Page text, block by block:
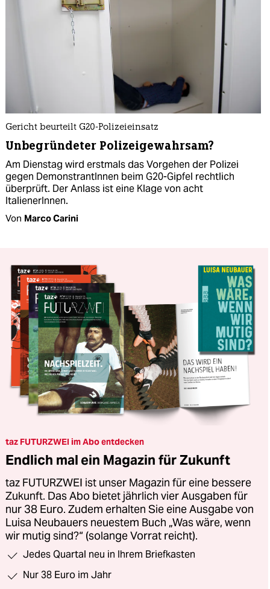
Gericht beurteilt G20-Polizeieinsatz
Unbegründeter Polizeigewahrsam?
Am Dienstag wird erstmals das Vorgehen der Polizei
gegen DemonstrantInnen beim G20-Gipfel rechtlich
überprüft. Der Anlass ist eine Klage von acht
ItalienerInnen.
Von Marco Carini
taz FUTURZWEI im Abo entdecken
Endlich mal ein Magazin für Zukunft
taz FUTURZWEI ist unser Magazin für eine bessere
Zukunft. Das Abo bietet jährlich vier Ausgaben für
nur 38 Euro. Zudem erhalten Sie eine Ausgabe von
Luisa Neubauers neuestem Buch „Was wäre, wenn
wir mutig sind?“ (solange Vorrat reicht).
Jedes Quartal neu in Ihrem Briefkasten
Nur 38 Euro im Jahr